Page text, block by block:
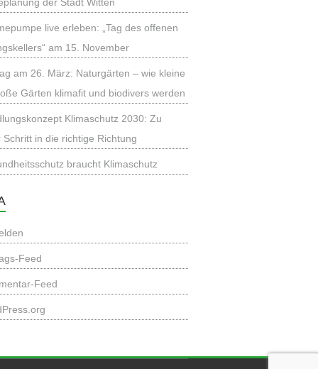
der Stadt Witten
live erleben: „Tag des offenen
am 15. November
am 26. März: Naturgärten – wie kleine
Gärten klimafit und biodivers werden
Klimaschutz 2030: Zu
Schritt in die richtige Richtung
braucht Klimaschutz
Feed
Feed